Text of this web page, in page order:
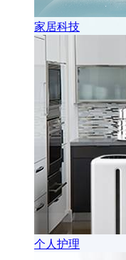
家居科技
个人护理